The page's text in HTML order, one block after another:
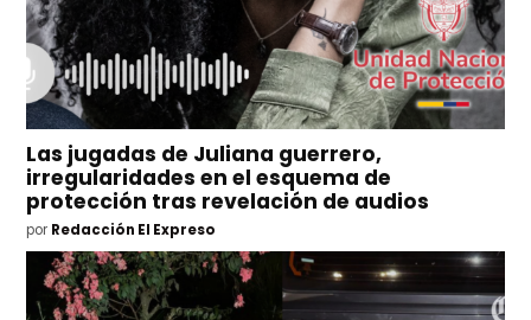
Las jugadas de Juliana guerrero,
irregularidades en el esquema de
protección tras revelación de audios
por Redacción El Expreso